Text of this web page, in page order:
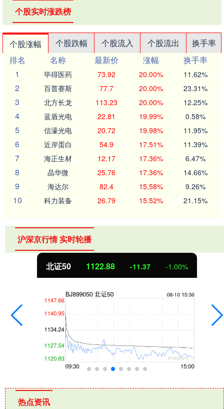
个股实时涨跌榜
个股涨幅 个股跌幅 个股流入 个股流出
换手率
排名
名称 最新价 涨幅
换手率
1
毕得医药 73.92 20.00% 11.62%
2 百普赛斯 77.7 20.00% 23.31%
3 北方长龙 113.23 20.00% 12.25%
4 蓝盾光电 22.81 19.99% 0.58%
5 信濠光电 20.72 19.98% 11.95%
6 近岸蛋白 54.9 17.51% 11.39%
7 海正生材 12.17 17.36% 6.47%
8 晶华微 25.76 17.36% 14.66%
9 海达尔 82.4 15.58% 9.26%
10 科力装备 26.79 15.52% 21.15%
沪深京行情 实时轮播
北证50 1122.88 -11.37 -1.00%
热点资讯